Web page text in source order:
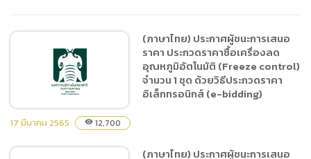
(ภาษาไทย) ประกาศผู้ชนะการเสนอ
ราคา ประกวดราคาซื้อเครื่องลด
อุณหภูมิอัตโนมัติ (Freeze control)
จำนวน 1 ชุด ด้วยวิธีประกวดราคา
อิเล็กทรอนิกส์ (e-bidding)
17 มีนาคม 2565 visibility 12,700
(ภาษาไทย) ประกาศผู้ชนะการเสนอ